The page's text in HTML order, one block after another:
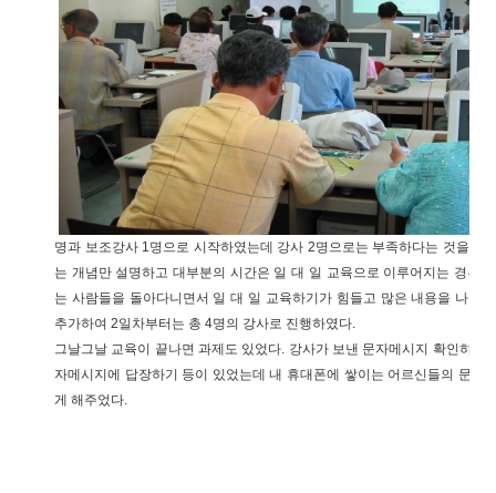
명과 보조강사 1명으로 시작하였는데 강사 2명으로는 부족하다는 것을 알
는 개념만 설명하고 대부분의 시간은 일 대 일 교육으로 이루어지는 경우
는 사람들을 돌아다니면서 일 대 일 교육하기가 힘들고 많은 내용을 나갈
추가하여 2일차부터는 총 4명의 강사로 진행하였다.
그날그날 교육이 끝나면 과제도 있었다. 강사가 보낸 문자메시지 확인하기
자메시지에 답장하기 등이 있었는데 내 휴대폰에 쌓이는 어르신들의 문자
게 해주었다.